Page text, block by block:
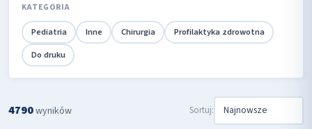
KATEGORIA
Pediatria Inne Chirurgia
Profilaktyka zdrowotna
Do druku
4790wyników Sortuj: